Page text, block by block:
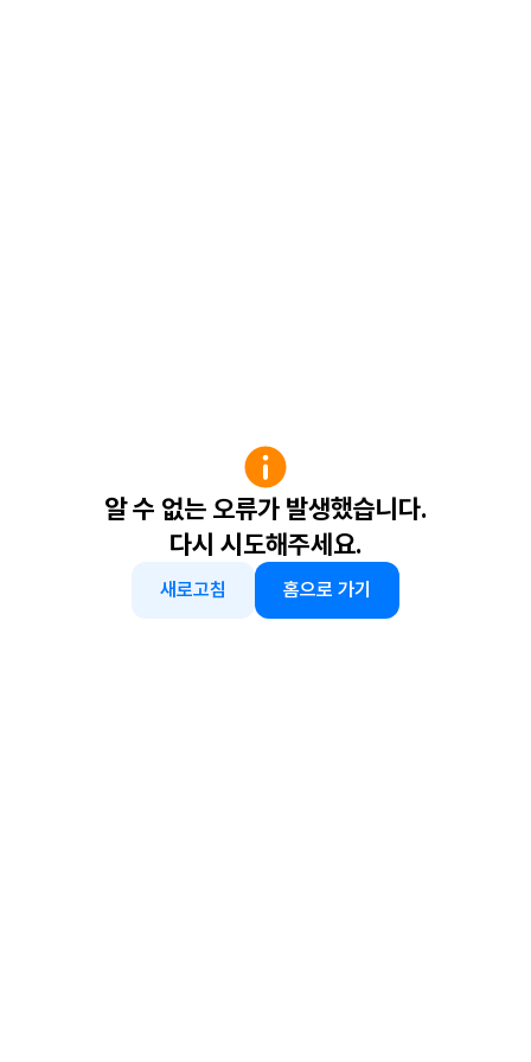
알 수 없는 오류가 발생했습니다.
다시 시도해주세요.
새로고침 홈으로 가기